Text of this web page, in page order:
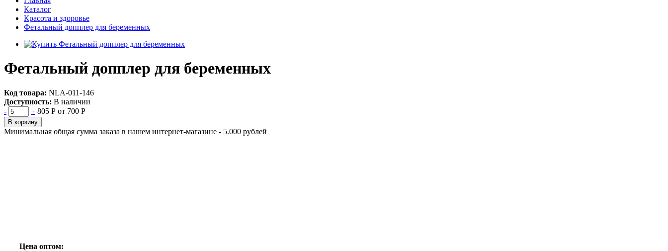
Каталог
Красота и здоровье
Фетальный допплер для беременных
Фетальный допплер для беременных
Код товара: NLА-011-146
Доступность: В наличии
-
+ 805 Р от 700 Р
В корзину
Минимальная общая сумма заказа в нашем интернет-магазине - 5.000 рублей
Цена оптом: